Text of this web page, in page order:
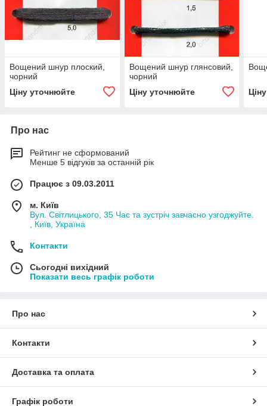
Вощений шнур плоский,
чорний
Ціну уточнюйте
Вощений шнур глянсовий,
чорний
Ціну уточнюйте
Про нас
Рейтинг не сформований
Менше 5 відгуків за останній рік
Працює з 09.03.2011
м. Київ
Вул. Світлицького, 35 Час та зустріч завчасно узгоджуйте.
, Київ, Україна
Контакти
Сьогодні вихідний
Показати весь графік роботи
Про нас
Контакти
Доставка та оплата
Графік роботи